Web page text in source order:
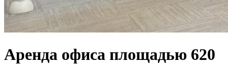
Аренда офиса площадью 620